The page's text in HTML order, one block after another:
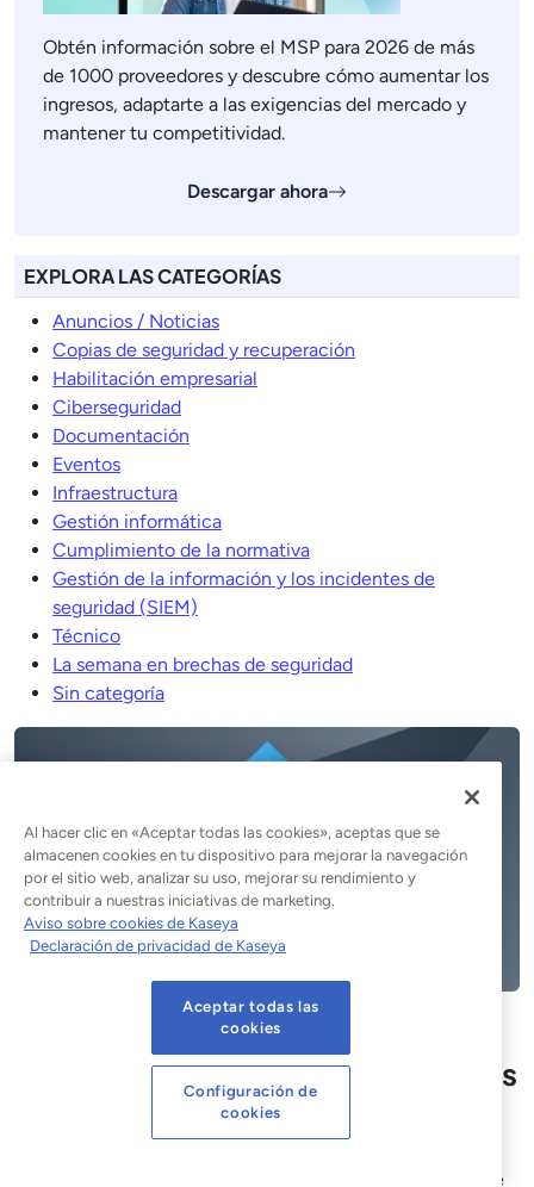
Obtén información sobre el MSP para 2026 de más
de 1000 proveedores y descubre cómo aumentar los
ingresos, adaptarte a las exigencias del mercado y
mantener tu competitividad.
Descargar ahora
EXPLORA LAS CATEGORÍAS
Anuncios / Noticias
Copias de seguridad y recuperación
Habilitación empresarial
Ciberseguridad
Documentación
Eventos
Infraestructura
Gestión informática
Cumplimiento de la normativa
Gestión de la información y los incidentes de
seguridad (SIEM)
Técnico
La semana en brechas de seguridad
Sin categoría
Gestión de Google Workspace:
seguridad, administración y copias
de seguridad para equipos de TI
plataforma de productividad para una parte importante de
Al hacer clic en «Aceptar todas las cookies», aceptas que se
almacenen cookies en tu dispositivo para mejorar la navegación
por el sitio web, analizar su uso, mejorar su rendimiento y
contribuir a nuestras iniciativas de marketing.
Aviso sobre cookies de Kaseya
Declaración de privacidad de Kaseya
Aceptar todas las
cookies
Configuración de
cookies